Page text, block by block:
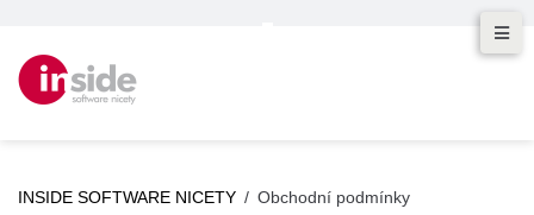
INSIDE SOFTWARE NICETY / Obchodní podmínky